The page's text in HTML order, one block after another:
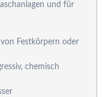
und für
Festkörpern oder
chemisch